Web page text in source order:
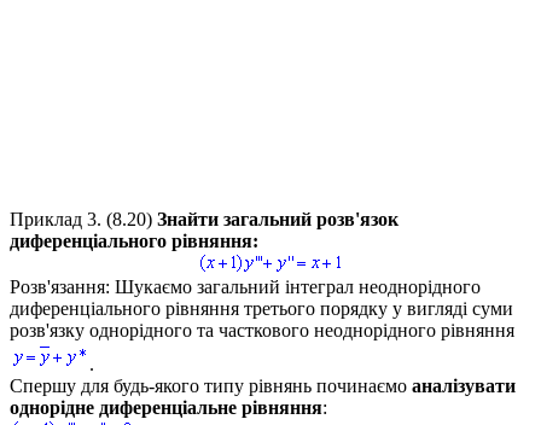
Приклад 3. (8.20) Знайти загальний розв'язок
диференціального рівняння:
Розв'язання: Шукаємо загальний інтеграл неоднорідного
диференціального рівняння третього порядку у вигляді суми
розв'язку однорідного та часткового неоднорідного рівняння
.
Спершу для будь-якого типу рівнянь починаємо аналізувати
однорідне диференціальне рівняння: